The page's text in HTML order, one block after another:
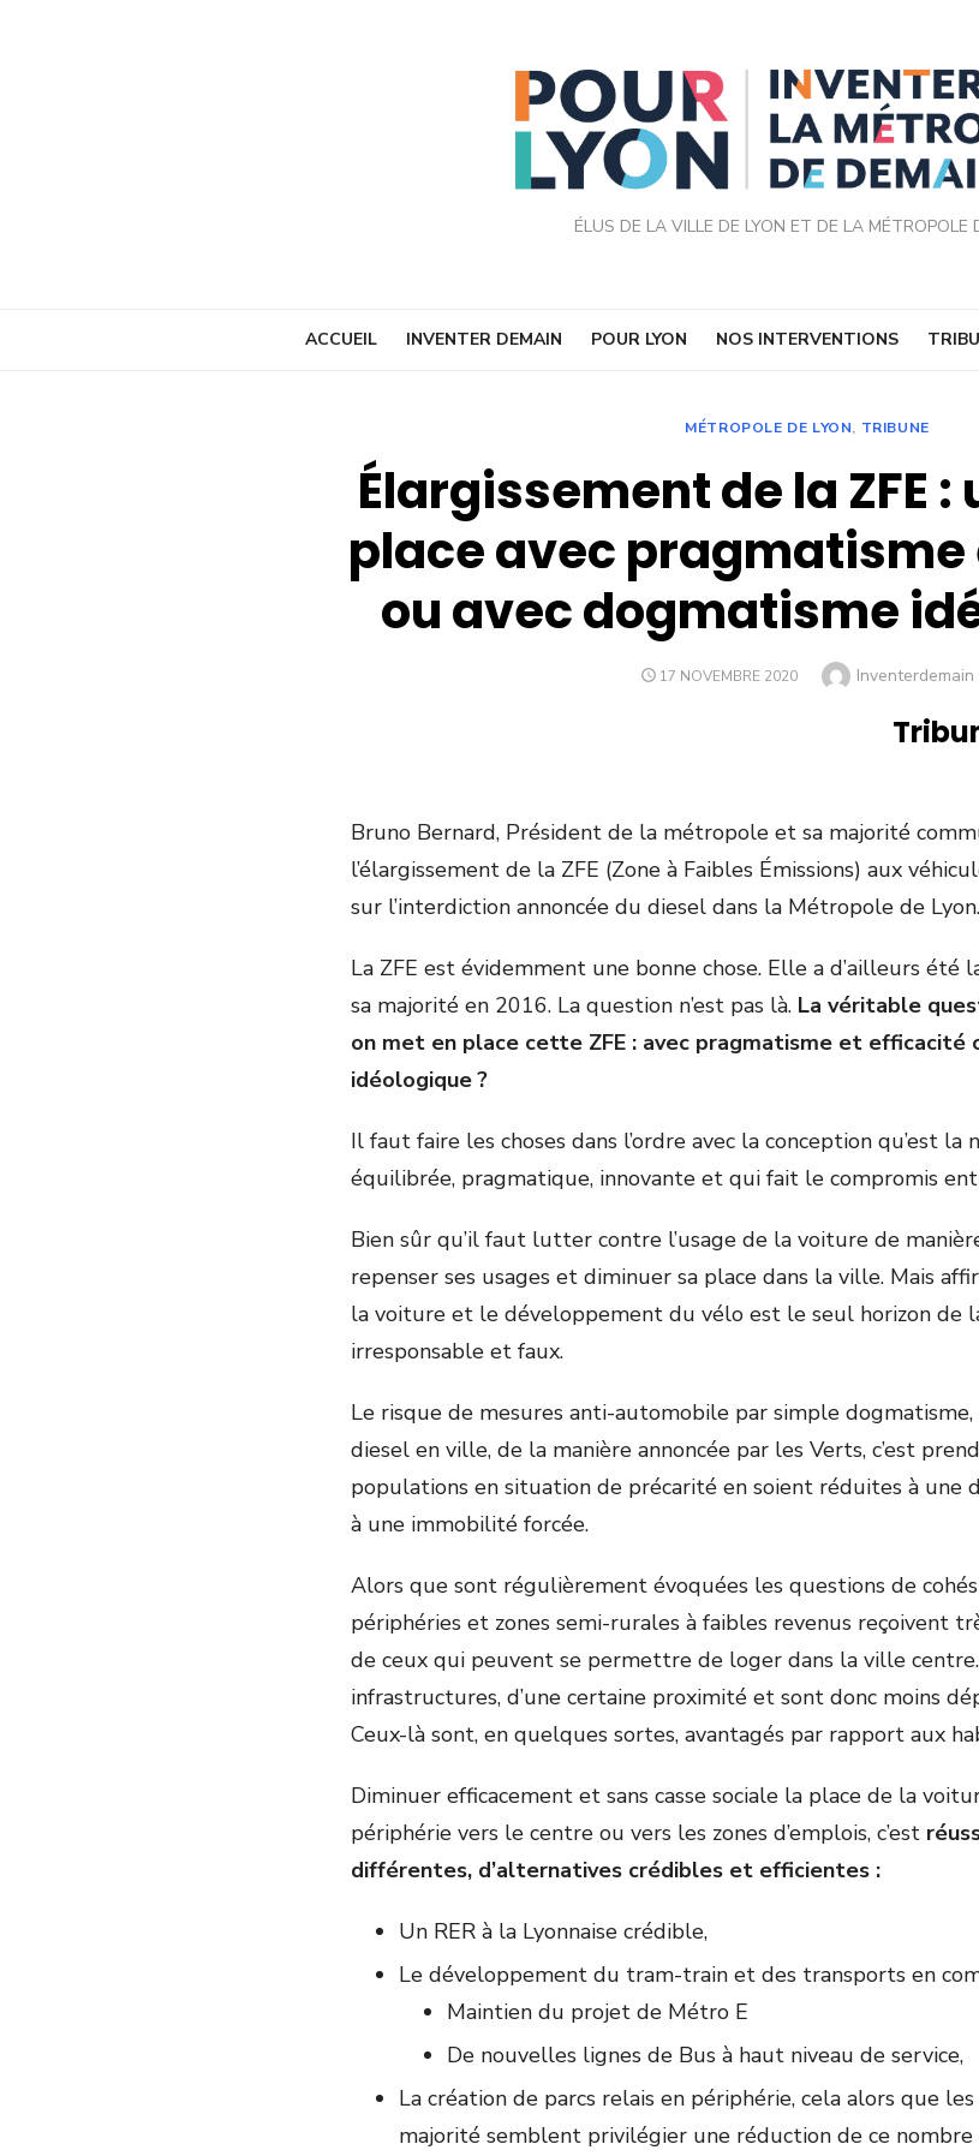
ÉLUS DE LA VILLE DE LYON ET DE LA MÉTROPOLE
ACCUEIL INVENTER DEMAIN POUR LYON NOS INTERVENTIONS
MÉTROPOLE DE LYON, TRIBUNE
Élargissement de la ZFE :
place avec
ou avec dogmatisme
POSTED
17 NOVEMBRE 2020 Author
Inventerdemain
Bruno Bernard, Président de la métropole et sa majorité
l’élargissement de la ZFE (Zone à Faibles Émissions) aux
sur l’interdiction annoncée du diesel dans la Métropole de Lyon.
La ZFE est évidemment une bonne chose. Elle a d’ailleurs été
sa majorité en 2016. La question n’est pas là. La véritable
on met en place cette ZFE : avec pragmatisme et efficacité
idéologique?
Il faut faire les choses dans l’ordre avec la conception qu’est la
équilibrée, pragmatique, innovante et qui fait le compromis
Bien sûr qu’il faut lutter contre l’usage de la voiture de
repenser ses usages et diminuer sa place dans la ville. Mais
la voiture et le développement du vélo est le seul horizon de
irresponsable et faux.
Le risque de mesures anti-automobile par simple
diesel en ville, de la manière annoncée par les Verts, c’est
populations en situation de précarité en soient réduites à une
à une immobilité forcée.
Alors que sont régulièrement évoquées les questions de
périphéries et zones semi-rurales à faibles revenus reçoivent
de ceux qui peuvent se permettre de loger dans la ville
infrastructures, d’une certaine proximité et sont donc moins
Ceux-là sont, en quelques sortes, avantagés par rapport aux
Diminuer efficacement et sans casse sociale la place de la
périphérie vers le centre ou vers les zones d’emplois, c’est
différentes, d’alternatives crédibles et efficientes :
Un RER à la Lyonnaise crédible,
Le développement du tram-train et des transports en
Maintien du projet de Métro E
De nouvelles lignes de Bus à haut niveau de service,
La création de parcs relais en périphérie, cela alors que
majorité semblent privilégier une réduction de ce